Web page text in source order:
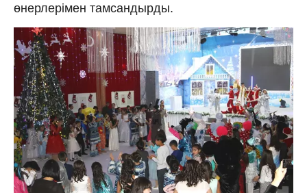
өнерлерімен тамсандырды.